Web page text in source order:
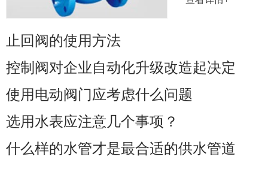
止回阀的使用方法
控制阀对企业自动化升级改造起决定
使用电动阀门应考虑什么问题
选用水表应注意几个事项？
什么样的水管才是最合适的供水管道